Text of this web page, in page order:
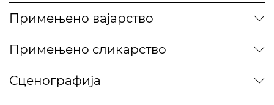
Примењено вајарство
Примењено сликарство
Сценографија